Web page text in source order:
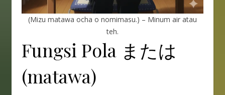
(Mizu matawa ocha o nomimasu.) – Minum air atau
teh.
Fungsi Pola または
(matawa)